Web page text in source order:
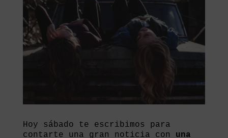
Hoy sábado te escribimos para
contarte una gran noticia con una